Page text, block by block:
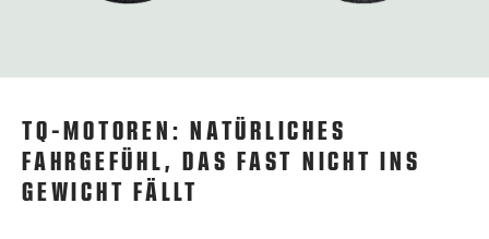
TQ-MOTOREN: NATÜRLICHES
FAHRGEFÜHL, DAS FAST NICHT INS
GEWICHT FÄLLT